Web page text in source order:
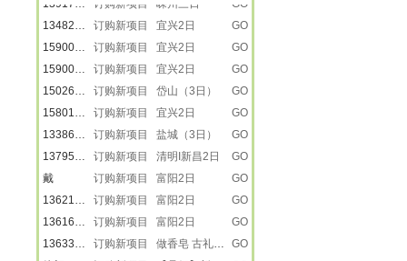
13482231733
订购新项目 宜兴2日
GO
15900809792
订购新项目 宜兴2日
GO
15900809792
订购新项目 宜兴2日
GO
15026616223
订购新项目 岱山（3日）
GO
15801805559
订购新项目 宜兴2日
GO
13386050288
订购新项目 盐城（3日）
GO
13795210816
订购新项目 清明I新昌2日
GO
戴
订购新项目 富阳2日
GO
订购新项目 富阳2日
GO
13616231585
订购新项目 富阳2日
GO
13633476866
GO
徐韶
订购新项目 【暑假】新疆之南疆
GO